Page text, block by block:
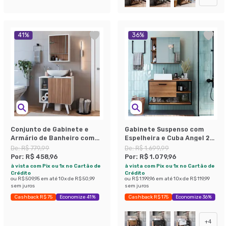
41%
Conjunto de Gabinete e
Armário de Banheiro com
Espelho Slim 2 PT Branco e
Montana
De:R$ 779,99
Por: R$ 458,96
à vista com Pix ou 1x no Cartão de
Crédito
ou R$ 509,95 em até10x de R$ 50,99
sem juros
Cashback R$ 75 Economize 41%
36%
Gabinete Suspenso com
Espelheira e Cuba Angel 2
PT Preto e Mel
De:R$ 1.699,99
Por: R$ 1.079,96
à vista com Pix ou 1x no Cartão de
Crédito
ou R$ 1.199,96 em até10x de R$ 119,99
sem juros
Cashback R$ 175 Economize 36%
+4